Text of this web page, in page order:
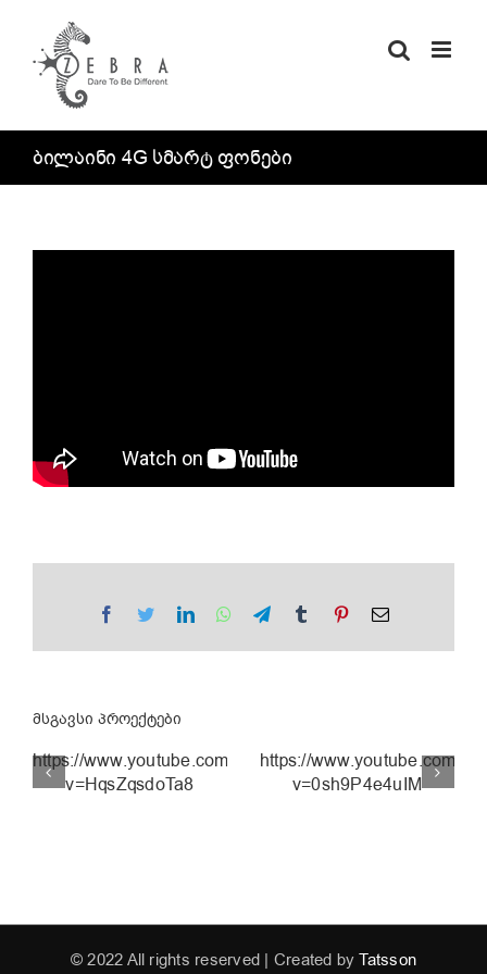
content
ბილაინი 4G სმარტ ფონები
Facebook
TwitterLinkedInWhatsApp
TelegramTumblrPinterestEmail
მსგავსი პროექტები
https://www.youtube.com/watch?
v=HqsZqsdoTa8
https://www.youtube.com/
v=0sh9P4e4uIM
© 2022 All rights reserved | Created byTatsson